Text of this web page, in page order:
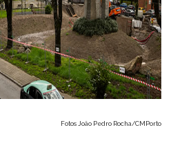
Fotos João Pedro Rocha/CMPorto